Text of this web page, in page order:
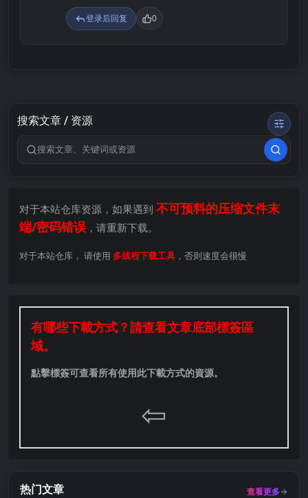
登录后回复 0
搜索文章 / 资源
搜索关键词
对于本站仓库资源，如果遇到 不可预料的压缩文件末
端/密码错误 ，请重新下载。
对于本站仓库， 请使用 多线程下载工具 ，否则速度会很慢
有哪些下載方式？請查看文章底部標簽區
域。
點擊標簽可查看所有使用此下載方式的資源。
⇦
热门文章
查看更多